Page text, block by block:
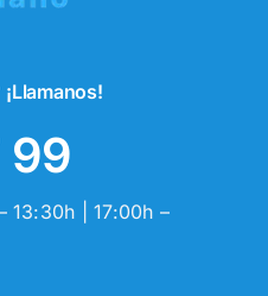
99
13:30h | 17:00h –